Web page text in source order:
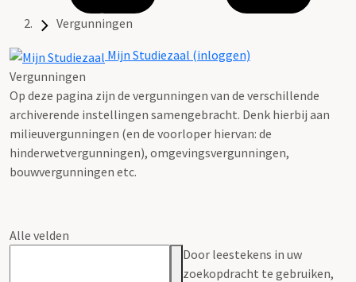
Vergunningen
Mijn Studiezaal (inloggen)
Vergunningen
Op deze pagina zijn de vergunningen van de verschillende
archiverende instellingen samengebracht. Denk hierbij aan
milieuvergunningen (en de voorloper hiervan: de
hinderwetvergunningen), omgevingsvergunningen,
bouwvergunningen etc.
Alle velden
Door leestekens in uw
zoekopdracht te gebruiken,